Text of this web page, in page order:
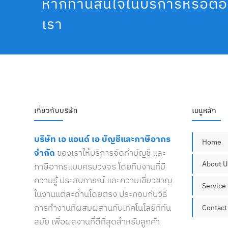
เรา
เกี่ยวกับบริษัท
บริษัท เอ แอนด์ เอ บัญชีและภาษีอากร
จำกัด ของเราให้บริการจัดทำบัญชี และ
ภาษีอากรแบบครบวงจร โดยทีมงานที่มี
ความรู้ ประสบการณ์ และความเชี่ยวชาญ
ในงานแต่ละด้านโดยตรง ประกอบกับวิธี
การทำงานที่ผสมผสานกับเทคโนโลยีที่ทัน
สมัย เพื่อผลงานที่ดีที่สุดสำหรับลูกค้า
เมนูหลัก
Home
About
Service
Contact